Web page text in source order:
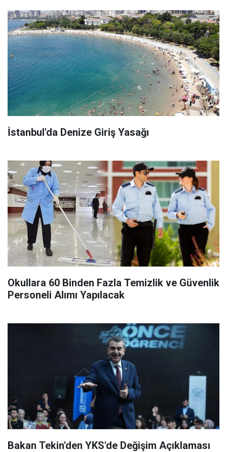
İstanbul'da Denize Giriş Yasağı
Okullara 60 Binden Fazla Temizlik ve Güvenlik
Personeli Alımı Yapılacak
Bakan Tekin'den YKS'de Değişim Açıklaması